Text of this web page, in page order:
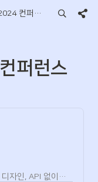
if(kakaoAI)2024 컨퍼런스 후기
퍼런스
🚀 TDD로 앞서가는 프론트엔드: 디자인, API 없이도 개발을 시작하는 방법